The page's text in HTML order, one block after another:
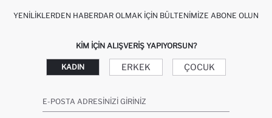
YENILIKLERDEN HABERDAR OLMAK İÇIN BÜLTENIMIZE ABONE OLUN
KIM IÇIN ALIŞVERIŞ YAPIYORSUN?
KADIN ERKEK ÇOCUK
E-POSTA ADRESINIZI GIRINIZ